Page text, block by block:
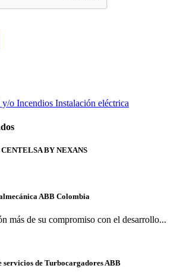
y/o Incendios Instalación eléctrica
BY NEXANS
ABB Colombia
más de su compromiso con el desarrollo...
de Turbocargadores ABB